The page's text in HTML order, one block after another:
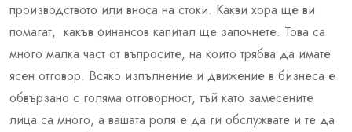
производството или вноса на стоки. Какви хора ще ви
помагат, какъв финансов капитал ще започнете. Това са
много малка част от въпросите, на които трябва да имате
ясен отговор. Всяко изпълнение и движение в бизнеса е
обвързано с голяма отговорност, тъй като замесените
лица са много, а вашата роля е да ги обслужвате и те да